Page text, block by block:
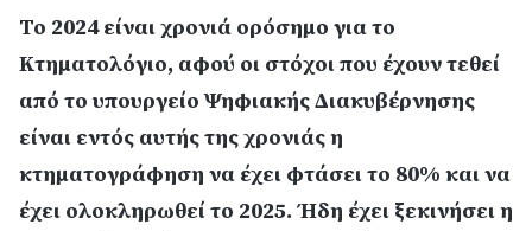
Το 2024 είναι χρονιά ορόσημο για το
Κτηματολόγιο, αφού οι στόχοι που έχουν τεθεί
από το υπουργείο Ψηφιακής Διακυβέρνησης
είναι εντός αυτής της χρονιάς η
κτηματογράφηση να έχει φτάσει το 80% και να
έχει ολοκληρωθεί το 2025. Ήδη έχει ξεκινήσει η